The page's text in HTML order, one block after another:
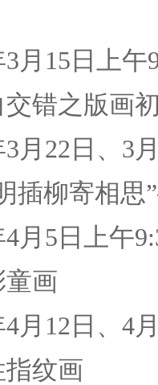
3月15日上
错之版画
3月22日、3
插柳寄相
4月5日上午
画
4月12日、4
纹画